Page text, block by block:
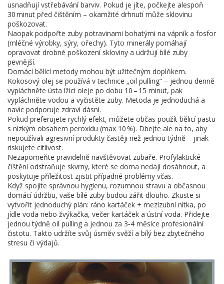
usnadňují vstřebávání barviv. Pokud je jíte, počkejte alespoň
30 minut před čištěním – okamžité drhnutí může sklovinu
poškozovat.
Naopak podpořte zuby potravinami bohatými na vápník a fosfor
(mléčné výrobky, sýry, ořechy). Tyto minerály pomáhají
opravovat drobné poškození skloviny a udržují bílé zuby
pevnější.
Domácí bělící metody mohou být užitečným doplňkem.
Kokosový olej se používá v technice „oil pulling“ – jednou denně
vypláchněte ústa lžící oleje po dobu 10 – 15 minut, pak
vypláchněte vodou a vyčistěte zuby. Metoda je jednoduchá a
navíc podporuje zdraví dásní.
Pokud preferujete rychlý efekt, můžete občas použít bělicí pastu
s nízkým obsahem peroxidu (max 10 %). Dbejte ale na to, aby
nepoužívali agresivní produkty častěji než jednou týdně – jinak
riskujete citlivost.
Nezapomeňte pravidelně navštěvovat zubaře. Profylaktické
čištění odstraňuje skvrny, které se doma nedají dosáhnout, a
poskytuje příležitost zjistit případné problémy včas.
Když spojíte správnou hygienu, rozumnou stravu a občasnou
domácí údržbu, vaše bílé zuby budou zářit dlouho. Zkuste si
vytvořit jednoduchý plán: ráno kartáček + mezizubní nitka, po
jídle voda nebo žvýkačka, večer kartáček a ústní voda. Přidejte
jednou týdně oil pulling a jednou za 3‑4 měsíce profesionální
čistotu. Takto udržíte svůj úsměv svěží a bílý bez zbytečného
stresu či výdajů.